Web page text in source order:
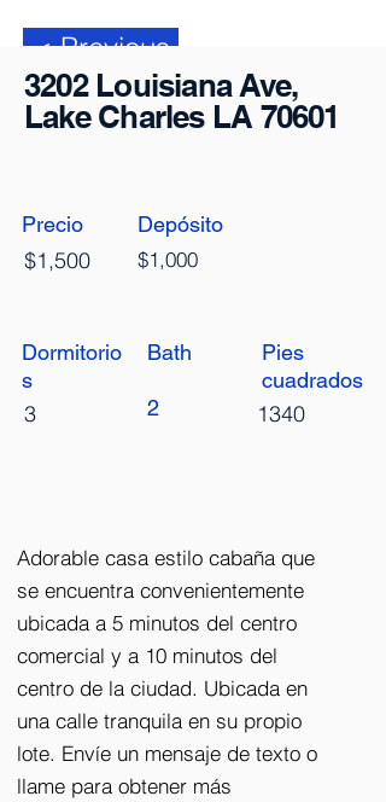
< Previous
3202 Louisiana Ave,
Lake Charles LA 70601
Precio
$1,500
Depósito
$1,000
Dormitorio
s
3
Bath
Pies
cuadrados
2
1340
Adorable casa estilo cabaña que
se encuentra convenientemente
ubicada a 5 minutos del centro
comercial y a 10 minutos del
centro de la ciudad. Ubicada en
una calle tranquila en su propio
lote. Envíe un mensaje de texto o
llame para obtener más